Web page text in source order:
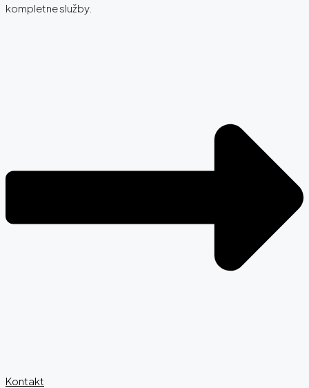
kompletne služby.
Kontakt